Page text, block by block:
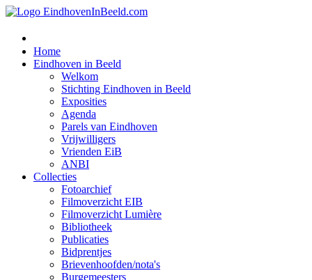
Home
Eindhoven in Beeld
Welkom
Stichting Eindhoven in Beeld
Exposities
Agenda
Parels van Eindhoven
Vrijwilligers
Vrienden EiB
ANBI
Collecties
Fotoarchief
Filmoverzicht EIB
Filmoverzicht Lumière
Bibliotheek
Publicaties
Bidprentjes
Brievenhoofden/nota's
Burgemeesters